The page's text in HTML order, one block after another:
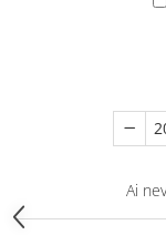
Buchete
Ai